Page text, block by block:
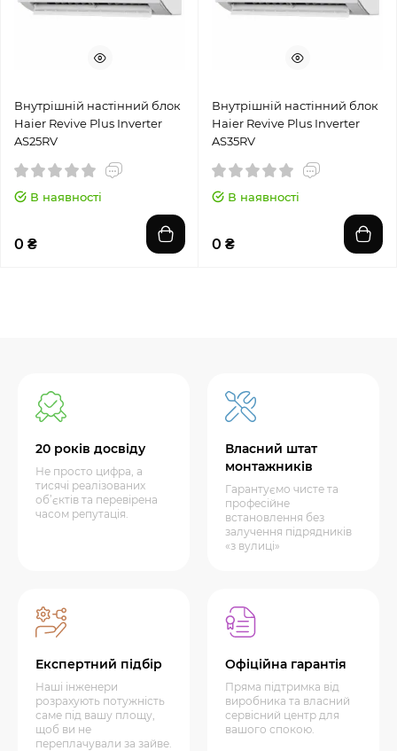
Внутрішній настінний блок
Haier Revive Plus Inverter
AS25RV
В наявності
0 ₴
Внутрішній настінний блок
Haier Revive Plus Inverter
AS35RV
В наявності
0 ₴
20 років досвіду
Не просто цифра, а
тисячі реалізованих
об’єктів та перевірена
часом репутація.
Власний штат
монтажників
Гарантуємо чисте та
професійне
встановлення без
залучення підрядників
«з вулиці»
Експертний підбір
Наші інженери
розрахують потужність
саме під вашу площу,
щоб ви не
переплачували за зайве.
Офіційна гарантія
Пряма підтримка від
виробника та власний
сервісний центр для
вашого спокою.